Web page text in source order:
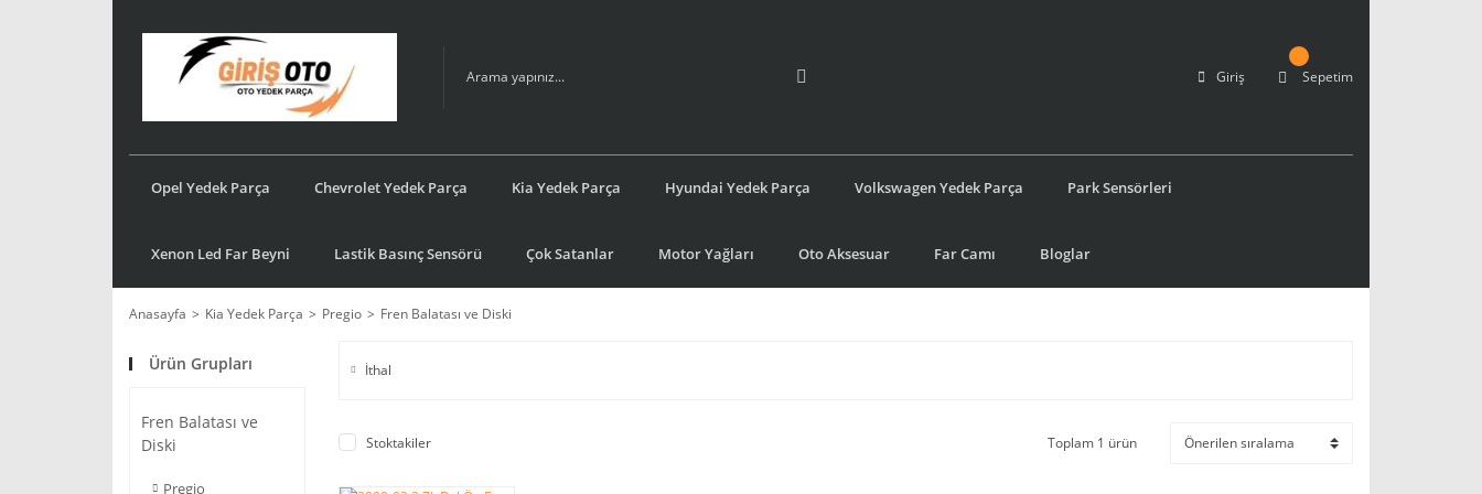
Giriş Sepetim
Opel Yedek Parça Chevrolet Yedek Parça Kia Yedek Parça Hyundai Yedek Parça Volkswagen Yedek Parça Park Sensörleri
Xenon Led Far Beyni Lastik Basınç Sensörü Çok Satanlar Motor Yağları Oto Aksesuar Far Camı Bloglar
Anasayfa Kia Yedek Parça Pregio Fren Balatası ve Diski
Ürün Grupları
Fren Balatası ve
Diski
Pregio
İthal
Stoktakiler Toplam 1 ürün